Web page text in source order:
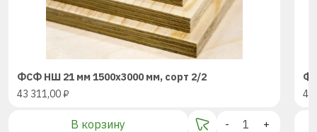
ФСФ НШ 21 мм 1500х3000 мм, сорт 2/2
43 311,00₽
В корзину - +
43